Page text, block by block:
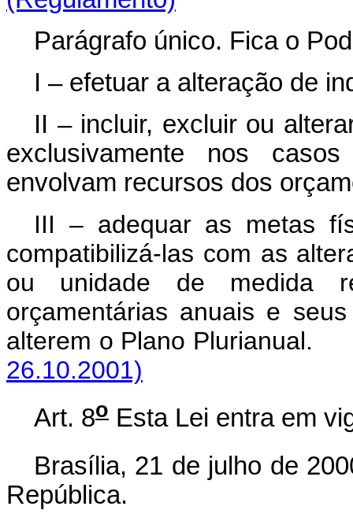
Parágrafo único. Fica o
I – efetuar a alteração de
II – incluir, excluir ou
exclusivamente nos
envolvam recursos dos
III – adequar as metas
compatibilizá-las com as
ou unidade de medida
orçamentárias anuais e
alterem o Plano
26.10.2001)
Art. 8o Esta Lei entra em
Brasília, 21 de julho de
República.